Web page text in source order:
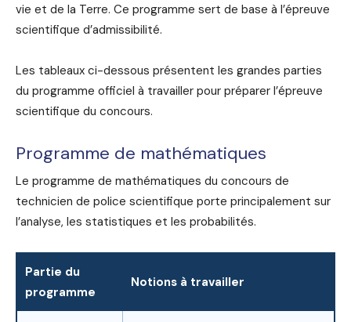
vie et de la Terre. Ce programme sert de base à l’épreuve
scientifique d’admissibilité.
Les tableaux ci-dessous présentent les grandes parties
du programme officiel à travailler pour préparer l’épreuve
scientifique du concours.
Programme de mathématiques
Le programme de mathématiques du concours de
technicien de police scientifique porte principalement sur
l’analyse, les statistiques et les probabilités.
Partie du
programme
Notions à travailler